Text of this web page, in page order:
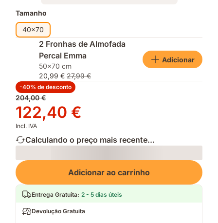
sono
equilibrada
macia
de
conforto.
Cobertura:
poliéster
1%
elastano
Complementos
Tamanho
40x70
2 Fronhas de Almofada
Percal Emma
50x70 cm
20,99 € 27,99 €
Adicionar
-40% de desconto
Preço
original
204,00 €
204,00 €
Preço
122,40 €
122,40 €
Incl. IVA
Calculando o preço mais recente...
Loading
Adicionar ao carrinho
Entrega Gratuita: 2 - 5 dias úteis
Devolução Gratuita